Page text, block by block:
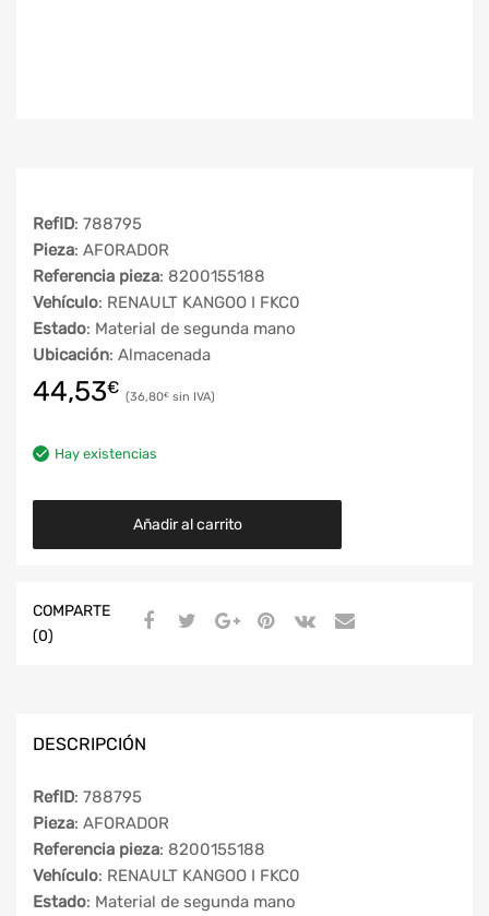
RefID: 788795
Pieza: AFORADOR
Referencia pieza: 8200155188
Vehículo: RENAULT KANGOO I FKC0
Estado: Material de segunda mano
Ubicación: Almacenada
44,53€ 36,80€
Hay existencias
Añadir al carrito
COMPARTE
(0)
DESCRIPCIÓN
RefID: 788795
Pieza: AFORADOR
Referencia pieza: 8200155188
Vehículo: RENAULT KANGOO I FKC0
Estado: Material de segunda mano